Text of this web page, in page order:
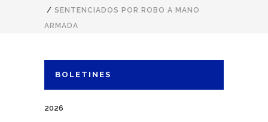
/ SENTENCIADOS POR ROBO A MANO
ARMADA
BOLETINES
2026